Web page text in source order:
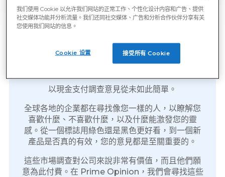
註冊 Prime Opinion，參加您的第一份付費線上調查問卷，獲取
現金。
每次進行調查都能賺取現金
以現金支付調查意見從未如此簡單。
全球各地的企業都在尋找像您一樣的人，以瞭解您
喜歡什麼、不喜歡什麼，以及什麼能激發您的靈
感。從一個標誌用綠色還是黑色更好看，到一個新
產品是否真的有效，您的意見都是至關重要的。
這些市場調查對公司來說非常有價值，而且他們願
意為此付費。在 Prime Opinion，我們會尋找這些
我们使用 Cookie 以允许我们网站的正常工作、个性化设计内容和广告、提供
社交媒体功能并分析流量。我们还同社交媒体、广告和分析合作伙伴分享有关
您使用我们网站的信息。
接受所有 Cookie
Cookie 设置